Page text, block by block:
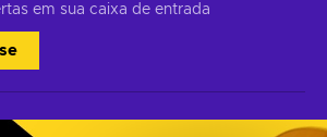
em sua caixa de entrada